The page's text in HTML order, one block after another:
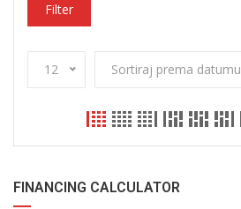
Filter
12 Sortiraj prema datumu
FINANCING CALCULATOR